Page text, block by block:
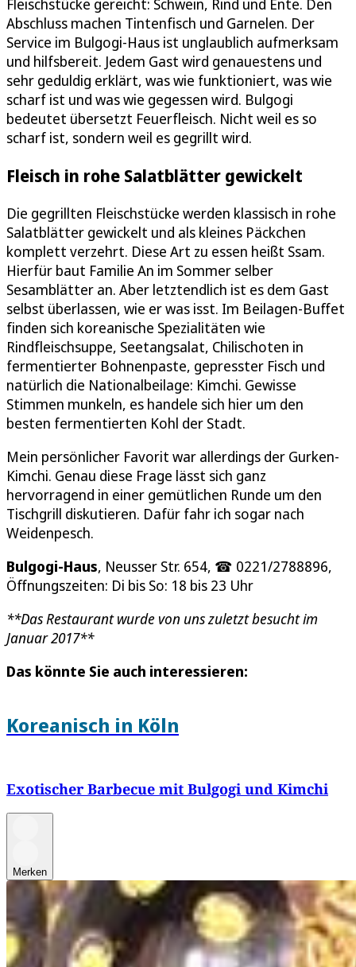
Fleischstücke gereicht: Schwein, Rind und Ente. Den
Abschluss machen Tintenfisch und Garnelen. Der
Service im Bulgogi-Haus ist unglaublich aufmerksam
und hilfsbereit. Jedem Gast wird genauestens und
sehr geduldig erklärt, was wie funktioniert, was wie
scharf ist und was wie gegessen wird. Bulgogi
bedeutet übersetzt Feuerfleisch. Nicht weil es so
scharf ist, sondern weil es gegrillt wird.
Fleisch in rohe Salatblätter gewickelt
Die gegrillten Fleischstücke werden klassisch in rohe
Salatblätter gewickelt und als kleines Päckchen
komplett verzehrt. Diese Art zu essen heißt Ssam.
Hierfür baut Familie An im Sommer selber
Sesamblätter an. Aber letztendlich ist es dem Gast
selbst überlassen, wie er was isst. Im Beilagen-Buffet
finden sich koreanische Spezialitäten wie
Rindfleischsuppe, Seetangsalat, Chilischoten in
fermentierter Bohnenpaste, gepresster Fisch und
natürlich die Nationalbeilage: Kimchi. Gewisse
Stimmen munkeln, es handele sich hier um den
besten fermentierten Kohl der Stadt.
Mein persönlicher Favorit war allerdings der Gurken-
Kimchi. Genau diese Frage lässt sich ganz
hervorragend in einer gemütlichen Runde um den
Tischgrill diskutieren. Dafür fahr ich sogar nach
Weidenpesch.
Bulgogi-Haus, Neusser Str. 654, ☎ 0221/2788896,
Öffnungszeiten: Di bis So: 18 bis 23 Uhr
**Das Restaurant wurde von uns zuletzt besucht im
Januar 2017**
Das könnte Sie auch interessieren:
Koreanisch in Köln
Exotischer Barbecue mit Bulgogi und Kimchi
Merken